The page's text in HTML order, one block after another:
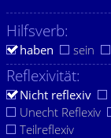
Hilfsverb:
haben sein
Reflexivität:
Nicht reflexiv
Unecht Reflexiv
Teilreflexiv